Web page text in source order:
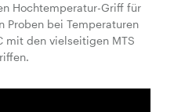
Hochtemperatur-Griff für
Proben bei Temperaturen
mit den vielseitigen MTS